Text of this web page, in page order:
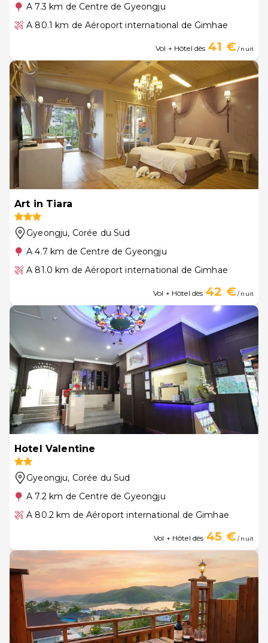
A 7.3 km de Centre de Gyeongju
A 80.1 km de Aéroport international de Gimhae
Vol + Hôtel dès 41 €/ nuit
Art in Tiara
Gyeongju, Corée du Sud
A 4.7 km de Centre de Gyeongju
A 81.0 km de Aéroport international de Gimhae
Vol + Hôtel dès 42 €/ nuit
Hotel Valentine
Gyeongju, Corée du Sud
A 7.2 km de Centre de Gyeongju
A 80.2 km de Aéroport international de Gimhae
Vol + Hôtel dès 45 €/ nuit